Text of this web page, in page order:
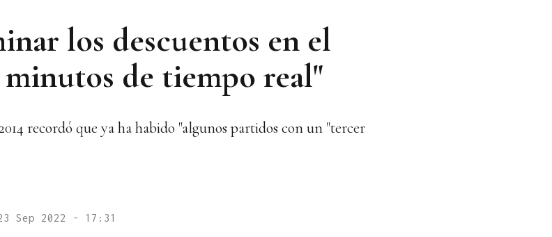
los descuentos en el
de tiempo real"
recordó que ya ha habido "algunos partidos con un "tercer
Sep 2022 - 17:31